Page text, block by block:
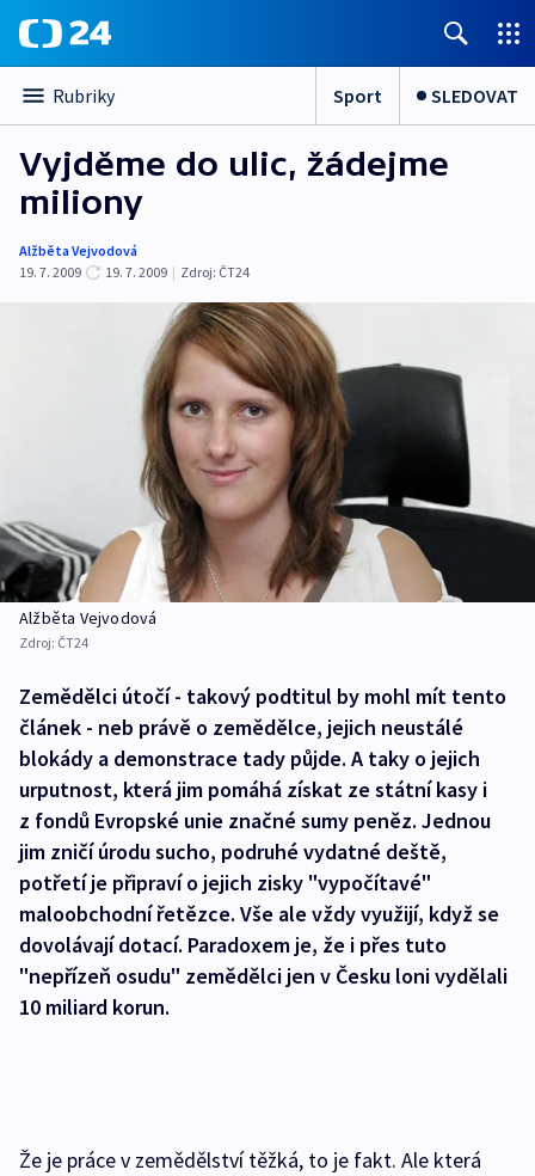
Rubriky Sport SLEDOVAT
Vyjděme do ulic, žádejme
miliony
Alžběta Vejvodová
19. 7. 2009
19. 7. 2009 | Zdroj: ČT24
Alžběta Vejvodová
Zdroj: ČT24
Zemědělci útočí - takový podtitul by mohl mít tento
článek - neb právě o zemědělce, jejich neustálé
blokády a demonstrace tady půjde. A taky o jejich
urputnost, která jim pomáhá získat ze státní kasy i
z fondů Evropské unie značné sumy peněz. Jednou
jim zničí úrodu sucho, podruhé vydatné deště,
potřetí je připraví o jejich zisky "vypočítavé"
maloobchodní řetězce. Vše ale vždy využijí, když se
dovolávají dotací. Paradoxem je, že i přes tuto
"nepřízeň osudu" zemědělci jen v Česku loni vydělali
10 miliard korun.
Že je práce v zemědělství těžká, to je fakt. Ale která